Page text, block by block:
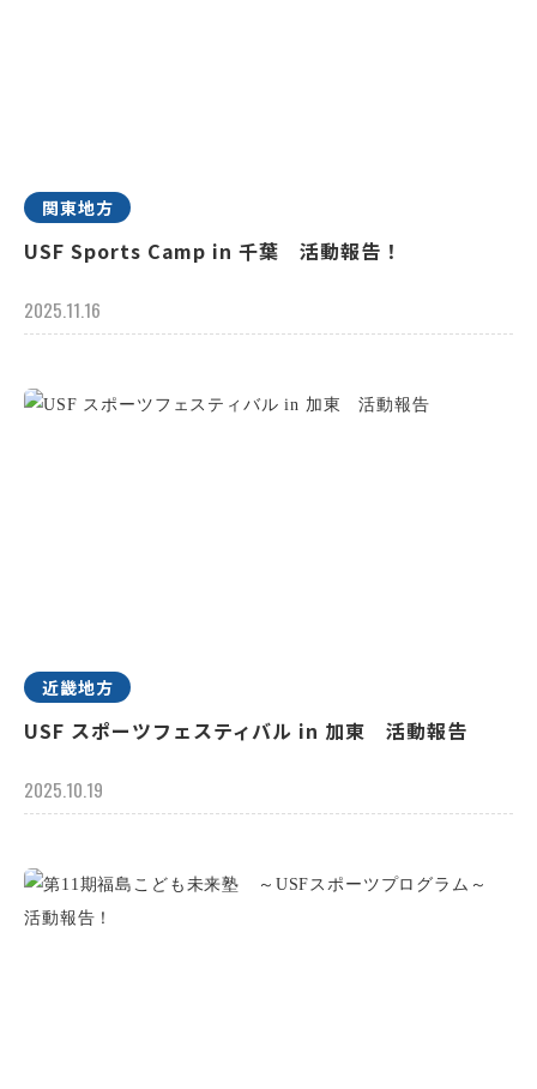
関東地方
USF Sports Camp in 千葉 活動報告！
2025.11.16
近畿地方
USF スポーツフェスティバル in 加東 活動報告
2025.10.19